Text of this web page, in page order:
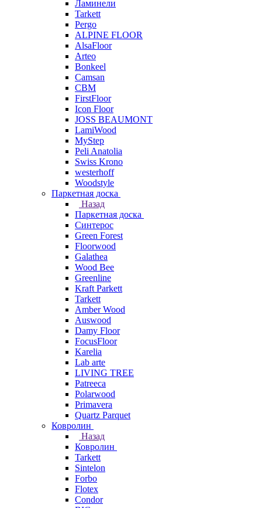
Ламинели
Tarkett
Pergo
ALPINE FLOOR
AlsaFloor
Arteo
Bonkeel
Camsan
CBM
FirstFloor
Icon Floor
JOSS BEAUMONT
LamiWood
MyStep
Peli Anatolia
Swiss Krono
westerhoff
Woodstyle
Паркетная доска
Назад
Паркетная доска
Синтерос
Green Forest
Floorwood
Galathea
Wood Bee
Greenline
Kraft Parkett
Tarkett
Amber Wood
Auswood
Damy Floor
FocusFloor
Karelia
Lab arte
LIVING TREE
Patreeca
Polarwood
Primavera
Quartz Parquet
Ковролин
Назад
Ковролин
Tarkett
Sintelon
Forbo
Flotex
Condor